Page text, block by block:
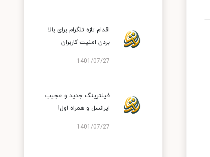
اقدام تازه تلگرام برای بالا
بردن امنیت کاربران
1401/07/27
فیلترینگ جدید و عجیب
ایرانسل و همراه اول!
1401/07/27